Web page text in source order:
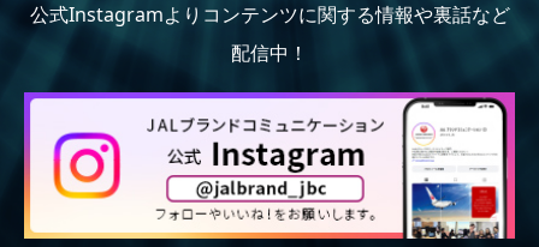
公式Instagramよりコンテンツに関する情報や裏話など
配信中！